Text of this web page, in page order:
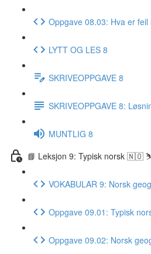
Oppgave 08.03: Hva er
LYTT OG LES 8
SKRIVEOPPGAVE 8
SKRIVEOPPGAVE 8:
MUNTLIG 8
📘 Leksjon 9: Typisk norsk 🇳🇴
VOKABULAR 9: Norsk
Oppgave 09.01: Typisk
Oppgave 09.02: Norsk